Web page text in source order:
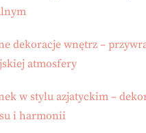
dekoracje wnętrz –
atmosfery
w stylu azjatyckim –
i harmonii